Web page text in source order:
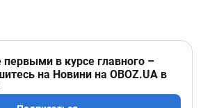
первыми в курсе главного –
на Новини на OBOZ.UA в